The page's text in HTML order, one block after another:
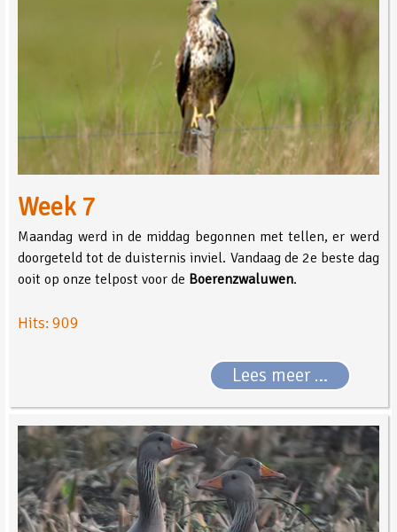
Week 7
Maandag werd in de middag begonnen met tellen, er werd
doorgeteld tot de duisternis inviel. Vandaag de 2e beste dag
ooit op onze telpost voor de Boerenzwaluwen.
Hits: 909
Lees meer …